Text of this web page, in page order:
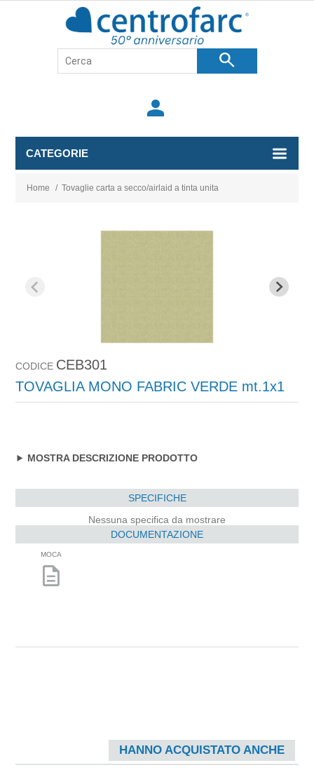
search
person
CATEGORIE
Home / Tovaglie carta a secco/airlaid a tinta unita
CODICE CEB301
TOVAGLIA MONO FABRIC VERDE mt.1x1
MOSTRA DESCRIZIONE PRODOTTO
SPECIFICHE
Nessuna specifica da mostrare
DOCUMENTAZIONE
MOCA
description
HANNO ACQUISTATO ANCHE